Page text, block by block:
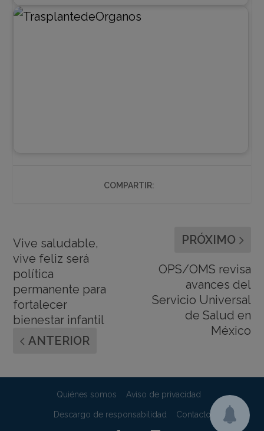
COMPARTIR:
Vive saludable,
vive feliz será
política
permanente para
fortalecer
bienestar infantil
ANTERIOR
PRÓXIMO
OPS/OMS revisa
avances del
Servicio Universal
de Salud en
México
Quiénes somos Aviso de privacidad
Descargo de responsabilidad Contacto